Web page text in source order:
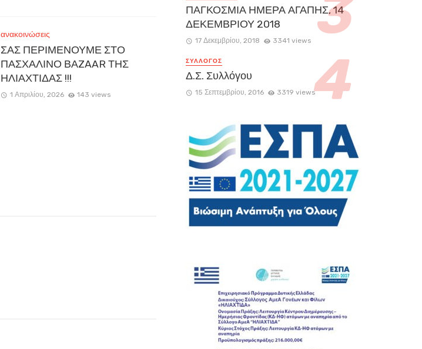
ανακοινώσεις
ΣΑΣ ΠΕΡΙΜΕΝΟΥΜΕ ΣΤΟ
ΠΑΣΧΑΛΙΝΟ ΒΑZAAR ΤΗΣ
ΗΛΙΑΧΤΙΔΑΣ !!!
1 Απριλίου, 2026 143 views
ΠΑΓΚΟΣΜΙΑ ΗΜΕΡΑ ΑΓΑΠΗΣ, 14
ΔΕΚΕΜΒΡΙΟΥ 2018
17 Δεκεμβρίου, 2018 3341 views
ΣΥΛΛΟΓΟΣ
Δ.Σ. Συλλόγου
15 Σεπτεμβρίου, 2016 3319 views